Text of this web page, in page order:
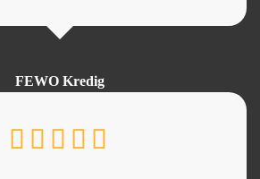
FEWO Kredig